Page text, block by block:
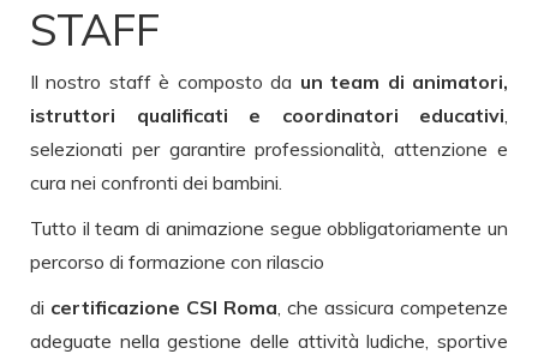
STAFF
Il nostro staff è composto da un team di animatori,
istruttori qualificati e coordinatori educativi
selezionati per garantire professionalità, attenzione e
cura nei confronti dei bambini.
Tutto il team di animazione segue obbligatoriamente un
percorso di formazione con rilascio
di certificazione CSI Roma , che assicura competenze
adeguate nella gestione delle attività ludiche, sportive